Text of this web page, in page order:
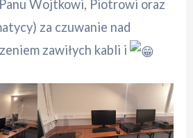
Wojtkowi, Piotrowi oraz
za czuwanie nad
zawiłych kabli i